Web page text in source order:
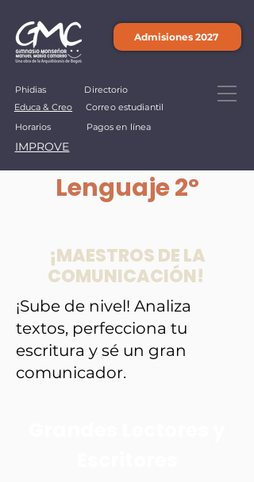
Admisiones 2027
Phidias
Educa & Creo
Horarios
Directorio
Correo estudiantil
Pagos en línea
IMPROVE
Lenguaje 2º
¡MAESTROS DE LA
COMUNICACIÓN!
¡Sube de nivel! Analiza
textos, perfecciona tu
escritura y sé un gran
comunicador.